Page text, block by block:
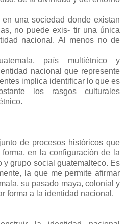
una sociedad donde existan
no puede exis- tir una única
nacional. Al menos no de
país multiétnico y
nacional que represente
implica identificar lo que es
los rasgos culturales
de procesos históricos que
en la configuración de la
grupo social guatemalteco. Es
la que me permite afirmar
su pasado maya, colonial y
forma a la identidad nacional.